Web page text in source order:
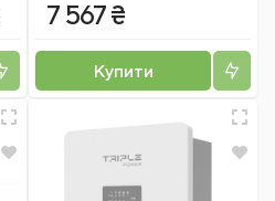
7 567 ₴
Купити